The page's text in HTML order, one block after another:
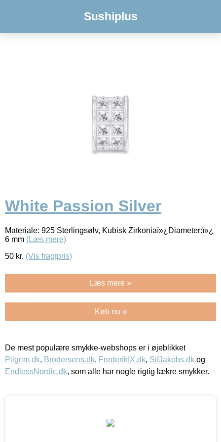
Sushiplus
White Passion Silver
Materiale: 925 Sterlingsølv, Kubisk Zirkoniaï»¿Diameter:ï»¿
6 mm (Læs mere)
50 kr. (Vis fragtpris)
Læs mere »
Køb nu »
De mest populære smykke-webshops er i øjeblikket
Pilgrim.dk, Brodersens.dk, FrederikIX.dk, SifJakobs.dk og
EndlessNordic.dk, som alle har nogle rigtig lækre smykker.